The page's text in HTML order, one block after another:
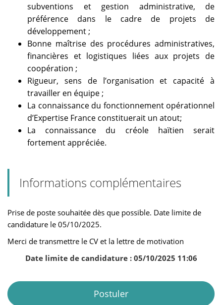
subventions et gestion administrative, de
préférence dans le cadre de projets de
développement ;
Bonne maîtrise des procédures administratives,
financières et logistiques liées aux projets de
coopération ;
Rigueur, sens de l’organisation et capacité à
travailler en équipe ;
La connaissance du fonctionnement opérationnel
d’Expertise France constituerait un atout;
La connaissance du créole haïtien serait
fortement appréciée.
Informations complémentaires
Prise de poste souhaitée dès que possible. Date limite de
candidature le 05/10/2025.
Merci de transmettre le CV et la lettre de motivation
Date limite de candidature : 05/10/2025 11:06
Postuler